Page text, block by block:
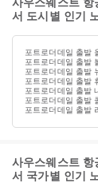
서 도시별 인기
포트로더데일 출발
포트로더데일 출발
포트로더데일 출발
포트로더데일 출발
포트로더데일 출발
포트로더데일 출발
포트로더데일 출발
사우스웨스트
서 국가별 인기